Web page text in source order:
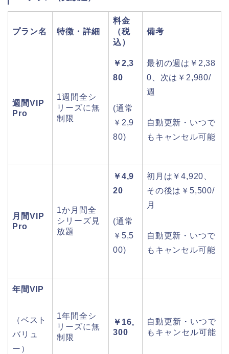
プラン名 特徴・詳細
料金
（税
込）
備考
週間VIP
Pro
1週間全シ
リーズに無
制限
￥2,3
80
(通常
￥2,9
80)
最初の週は￥2,38
0、次は￥2,980/
週
自動更新・いつで
もキャンセル可能
月間VIP
Pro
1か月間全
シリーズ見
放題
￥4,9
20
(通常
￥5,5
00)
初月は￥4,920、
その後は￥5,500/
月
自動更新・いつで
もキャンセル可能
年間VIP
（ベスト
バリュ
ー）
1年間全シ
リーズに無
制限
￥16,
300
自動更新・いつで
もキャンセル可能